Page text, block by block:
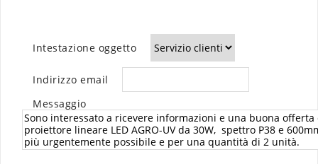
Intestazione oggetto
Indirizzo email
Messaggio